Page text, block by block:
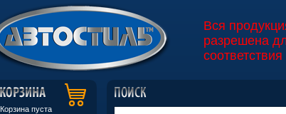
Вся
разрешена
Корзина пуста